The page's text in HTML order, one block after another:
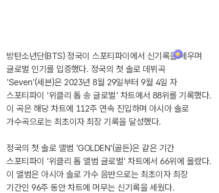
방탄소년단(BTS) 정국이 스포티파이에서 신기록을 세우며
글로벌 인기를 입증했다. 정국의 첫 솔로 데뷔곡
'Seven'(세븐)은 2023년 8월 29일부터 9월 4일 자
스포티파이 '위클리 톱 송 글로벌' 차트에서 88위를 기록했다.
이 곡은 해당 차트에 112주 연속 진입하며 아시아 솔로
가수곡으로는 최초이자 최장 기록을 달성했다.
정국의 첫 솔로 앨범 'GOLDEN'(골든)은 같은 기간
스포티파이 '위클리 톱 앨범 글로벌' 차트에서 66위에 올랐다.
이 앨범은 아시아 솔로 가수 음반으로는 최초이자 최장
기간인 96주 동안 차트에 머무는 신기록을 세웠다.